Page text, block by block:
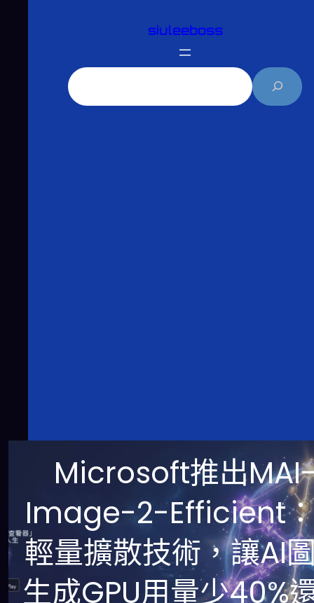
siuleeboss
Microsoft推出
Image-2-Efficient
輕量擴散技術，讓AI
生成GPU用量少40%